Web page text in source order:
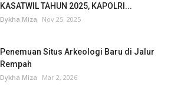
KASATWIL TAHUN 2025, KAPOLRI...
Dykha Miza Nov 25, 2025
Penemuan Situs Arkeologi Baru di Jalur
Rempah
Dykha Miza Mar 2, 2026